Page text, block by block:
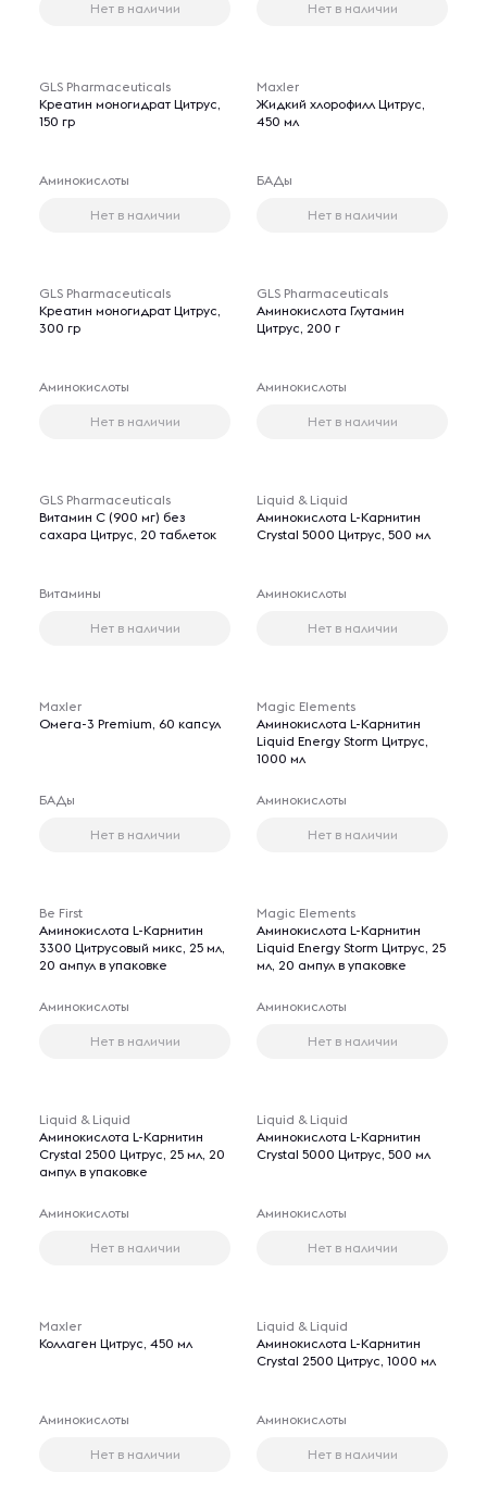
Нет в наличии Нет в наличии
GLS Pharmaceuticals
Креатин моногидрат Цитрус,
150 гр
Аминокислоты
Нет в наличии
Maxler
Жидкий хлорофилл Цитрус,
450 мл
БАДы
Нет в наличии
GLS Pharmaceuticals
Креатин моногидрат Цитрус,
300 гр
Аминокислоты
Нет в наличии
GLS Pharmaceuticals
Аминокислота Глутамин
Цитрус, 200 г
Аминокислоты
Нет в наличии
GLS Pharmaceuticals
Витамин С (900 мг) без
сахара Цитрус, 20 таблеток
Витамины
Нет в наличии
Liquid & Liquid
Аминокислота L-Карнитин
Crystal 5000 Цитрус, 500 мл
Аминокислоты
Нет в наличии
Maxler
Омега-3 Premium, 60 капсул
БАДы
Нет в наличии
Magic Elements
Аминокислота L-Карнитин
Liquid Energy Storm Цитрус,
1000 мл
Аминокислоты
Нет в наличии
Be First
Аминокислота L-Карнитин
3300 Цитрусовый микс, 25 мл,
20 ампул в упаковке
Аминокислоты
Нет в наличии
Magic Elements
Аминокислота L-Карнитин
Liquid Energy Storm Цитрус, 25
мл, 20 ампул в упаковке
Аминокислоты
Нет в наличии
Liquid & Liquid
Аминокислота L-Карнитин
Crystal 2500 Цитрус, 25 мл, 20
ампул в упаковке
Аминокислоты
Нет в наличии
Liquid & Liquid
Аминокислота L-Карнитин
Crystal 5000 Цитрус, 500 мл
Аминокислоты
Нет в наличии
Maxler
Коллаген Цитрус, 450 мл
Аминокислоты
Нет в наличии
Liquid & Liquid
Аминокислота L-Карнитин
Crystal 2500 Цитрус, 1000 мл
Аминокислоты
Нет в наличии